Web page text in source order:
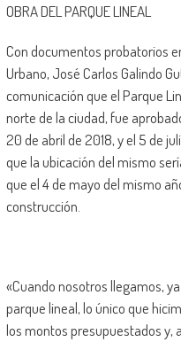
OBRA DEL PARQUE LINEAL
Con documentos probatorios
Urbano, José Carlos Galindo
comunicación que el Parque
norte de la ciudad, fue
20 de abril de 2018, y el 5 de
que la ubicación del mismo
que el 4 de mayo del mismo
construcción.
«Cuando nosotros llegamos,
parque lineal, lo único que
los montos presupuestados y,